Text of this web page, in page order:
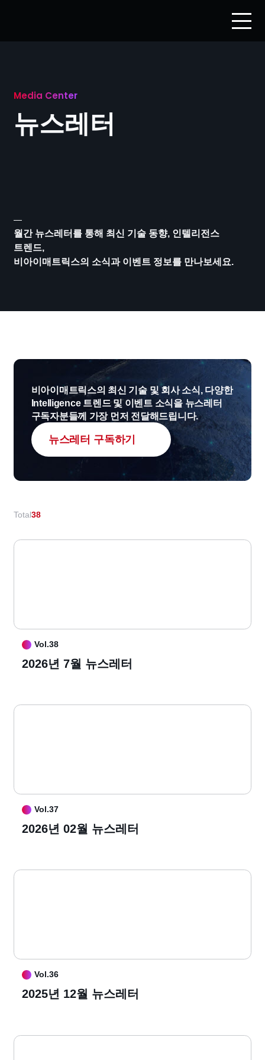
Media Center
뉴스레터
월간 뉴스레터를 통해 최신 기술 동향, 인텔리전스
트렌드,
비아이매트릭스의 소식과 이벤트 정보를 만나보세요.
비아이매트릭스의 최신 기술 및 회사 소식, 다양한
Intelligence 트렌드 및이벤트 소식을 뉴스레터
구독자분들께 가장 먼저 전달해드립니다.
뉴스레터 구독하기
Total38
Vol.38
2026년 7월 뉴스레터
Vol.37
2026년 02월 뉴스레터
Vol.36
2025년 12월 뉴스레터